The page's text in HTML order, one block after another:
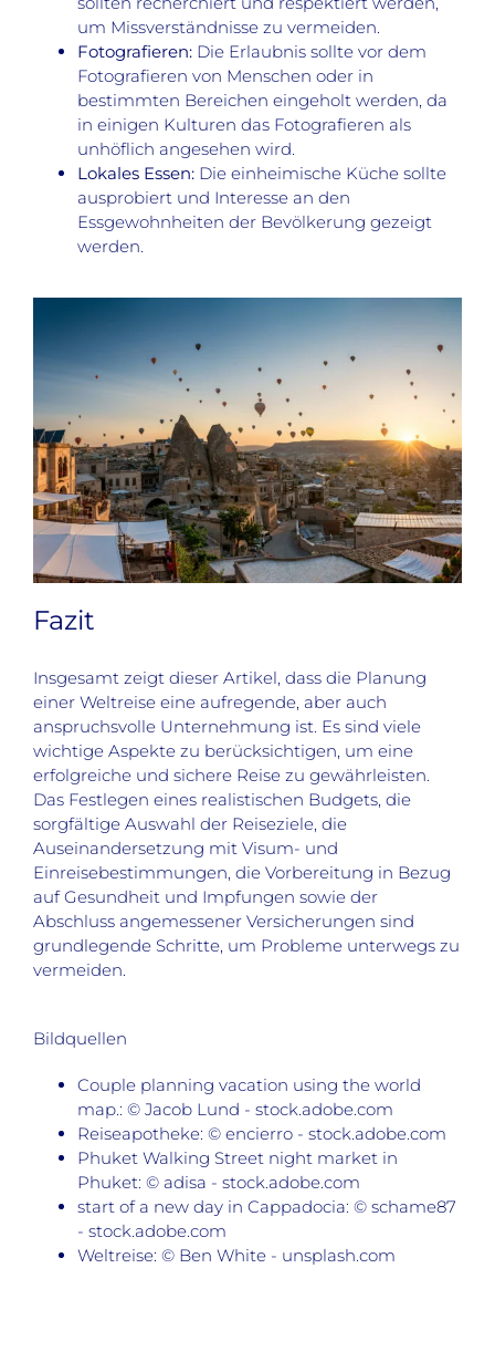
um Missverständnisse zu vermeiden.
Fotografieren:Die Erlaubnis sollte vor dem
Fotografieren von Menschen oder in
bestimmten Bereichen eingeholt werden, da
in einigen Kulturen das Fotografieren als
unhöflich angesehen wird.
Lokales Essen:Die einheimische Küche sollte
ausprobiert und Interesse an den
Essgewohnheiten der Bevölkerung gezeigt
werden.
Fazit
Insgesamt zeigt dieser Artikel, dass die Planung
einer Weltreise eine aufregende, aber auch
anspruchsvolle Unternehmung ist. Es sind viele
wichtige Aspekte zu berücksichtigen, um eine
erfolgreiche und sichere Reise zu gewährleisten.
Das Festlegen eines realistischen Budgets, die
sorgfältige Auswahl der Reiseziele, die
Auseinandersetzung mit Visum- und
Einreisebestimmungen, die Vorbereitung in Bezug
auf Gesundheit und Impfungen sowie der
Abschluss angemessener Versicherungen sind
grundlegende Schritte, um Probleme unterwegs zu
vermeiden.
Bildquellen
Couple planning vacation using the world
map.: © Jacob Lund - stock.adobe.com
Reiseapotheke: © encierro - stock.adobe.com
Phuket Walking Street night market in
Phuket: © adisa - stock.adobe.com
start of a new day in Cappadocia: © schame87
- stock.adobe.com
Weltreise: © Ben White - unsplash.com